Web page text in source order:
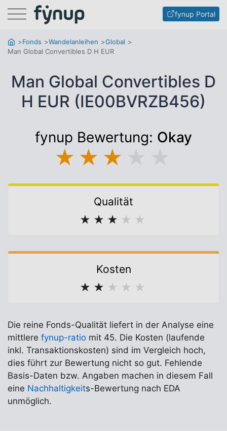
Menu fynup Portal
Fonds Wandelanleihen
Global
Man Global Convertibles D H EUR
Man Global Convertibles D
H EUR (IE00BVRZB456)
fynup Bewertung: Okay
★ ★ ★
Qualität
★ ★ ★ ★ ★
Kosten
★ ★ ★ ★ ★
Die reine Fonds-Qualität liefert in der Analyse eine
mittlere fynup-ratio mit 45. Die Kosten (laufende
inkl. Transaktionskosten) sind im Vergleich hoch,
dies führt zur Bewertung nicht so gut. Fehlende
Basis-Daten bzw. Angaben machen in diesem Fall
eine Nachhaltigkeits-Bewertung nach EDA
unmöglich.